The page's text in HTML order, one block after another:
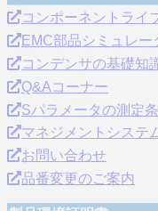
コンポーネントライ
EMC部品シミュレ
コンデンサの基礎知
Q&Aコーナー
Sパラメータの測定
マネジメントシステ
お問い合わせ
品番変更のご案内